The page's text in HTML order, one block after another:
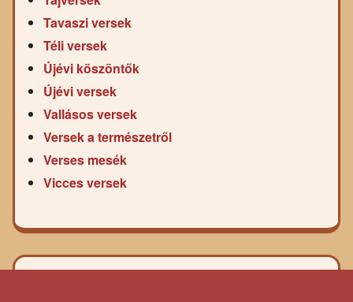
Tavaszi versek
Téli versek
Újévi köszöntők
Újévi versek
Vallásos versek
Versek a természetről
Verses mesék
Vicces versek